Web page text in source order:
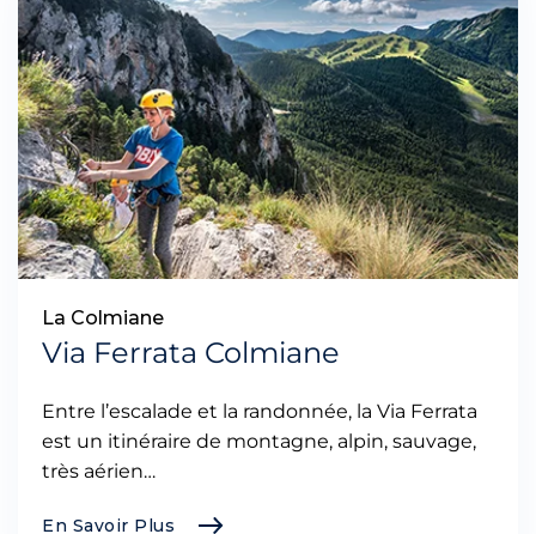
La Colmiane
Via Ferrata Colmiane
Entre l’escalade et la randonnée, la Via Ferrata
est un itinéraire de montagne, alpin, sauvage,
très aérien…
En Savoir Plus